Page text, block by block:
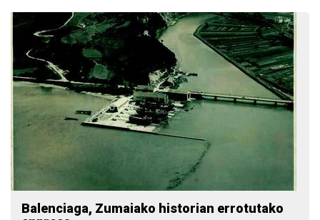
Balenciaga, Zumaiako historian errotutako